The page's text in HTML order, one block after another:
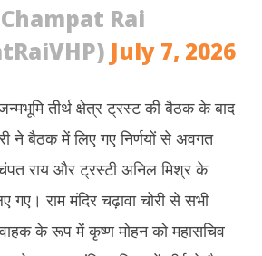
Rai
July 7, 2026
तीर्थ क्षेत्र ट्रस्ट की बैठक के बाद
ने बैठक में लिए गए निर्णयों से अवगत
राय और ट्रस्टी अनिल मिश्र के
गए। राम मंदिर चढ़ावा चोरी से सभी
के रूप में कृष्ण मोहन को महासचिव